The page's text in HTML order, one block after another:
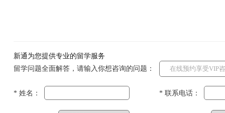
新通为您提供专业的留学服务
留学问题全面解答，请输入你想咨询的问题：
* 姓名： * 联系电话：